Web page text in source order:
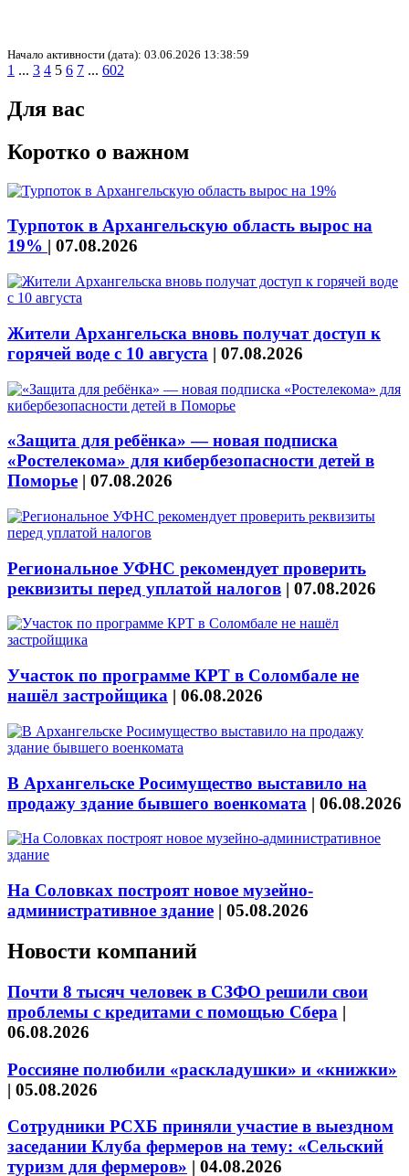
Начало активности (дата): 03.06.2026 13:38:59
1 ... 3 4 5 6 7 ... 602
Для вас
Коротко о важном
Турпоток в Архангельскую область вырос на
19% | 07.08.2026
Жители Архангельска вновь получат доступ к
горячей воде с 10 августа | 07.08.2026
«Защита для ребёнка» — новая подписка
«Ростелекома» для кибербезопасности детей в
Поморье | 07.08.2026
Региональное УФНС рекомендует проверить
реквизиты перед уплатой налогов | 07.08.2026
Участок по программе КРТ в Соломбале не
нашёл застройщика | 06.08.2026
В Архангельске Росимущество выставило на
продажу здание бывшего военкомата | 06.08.2026
На Соловках построят новое музейно-
административное здание | 05.08.2026
Новости компаний
Почти 8 тысяч человек в СЗФО решили свои
проблемы с кредитами с помощью Сбера |
06.08.2026
Россияне полюбили «раскладушки» и «книжки»
| 05.08.2026
Сотрудники РСХБ приняли участие в выездном
заседании Клуба фермеров на тему: «Сельский
туризм для фермеров» | 04.08.2026